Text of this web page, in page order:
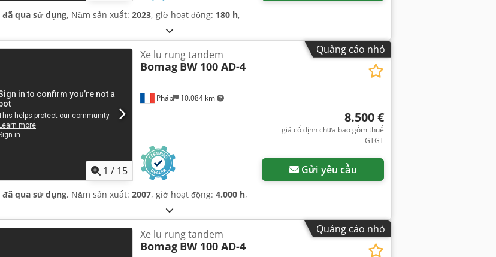
đã qua sử dụng, Năm sản xuất: 2023, giờ hoạt động: 180 h,
Quảng cáo nhỏ
1 / 15
Pháp 10.084 km
Xe lu rung tandem
Bomag BW 100 AD-4
8.500 €
giá cố định chưa bao gồm thuế
GTGT
Gửi yêu cầu
đã qua sử dụng, Năm sản xuất: 2007, giờ hoạt động: 4.000 h,
Quảng cáo nhỏ
Xe lu rung tandem
Bomag BW 100 AD-4